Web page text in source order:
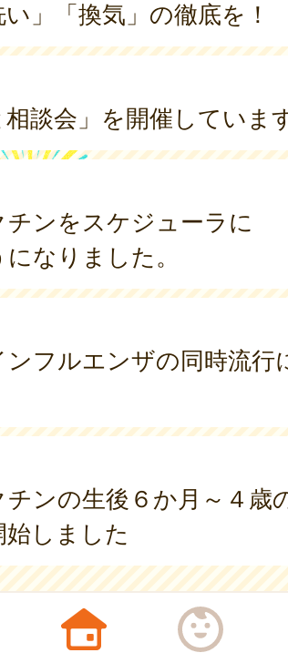
」「換気」の徹底を！
相談会」を開催していま
ンをスケジューラに
なりました。
フルエンザの同時流行
ンの生後６か月～４歳
しました